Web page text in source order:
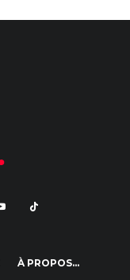
À PROPOS…